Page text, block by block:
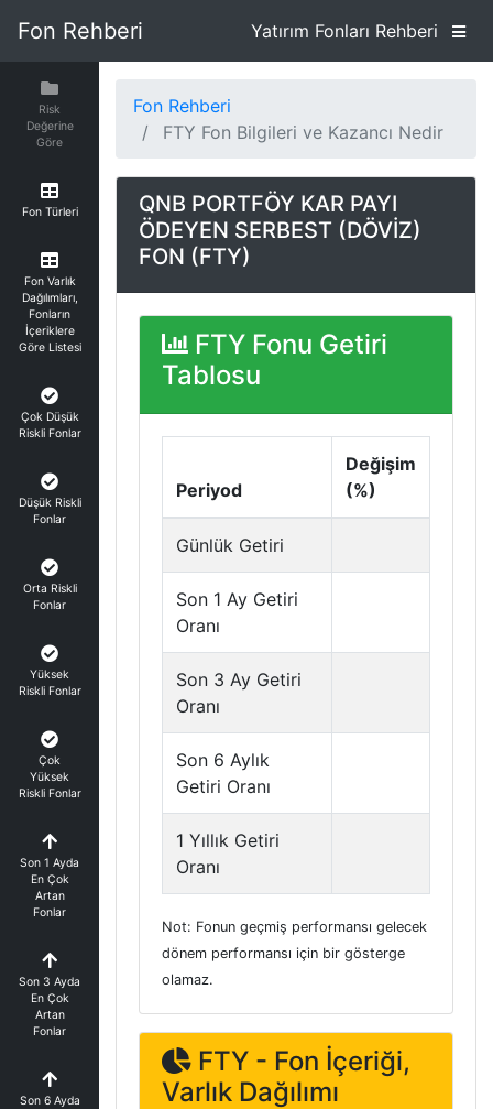
Fon Rehberi Yatırım Fonları Rehberi
Risk
Değerine
Göre
Fon Türleri
Fon Varlık
Dağılımları,
Fonların
İçeriklere
Göre Listesi
Çok Düşük
Riskli Fonlar
Düşük Riskli
Fonlar
Orta Riskli
Fonlar
Yüksek
Riskli Fonlar
Çok
Yüksek
Riskli Fonlar
Son 1 Ayda
En Çok
Artan
Fonlar
Son 3 Ayda
En Çok
Artan
Fonlar
Son 6 Ayda
Fon Rehberi
FTY Fon Bilgileri ve Kazancı Nedir
QNB PORTFÖY KAR PAYI
ÖDEYEN SERBEST (DÖVİZ)
FON (FTY)
FTY Fonu Getiri
Tablosu
Periyod
Değişim
(%)
Günlük Getiri
Son 1 Ay Getiri
Oranı
Son 3 Ay Getiri
Oranı
Son 6 Aylık
Getiri Oranı
1 Yıllık Getiri
Oranı
Not: Fonun geçmiş performansı gelecek
dönem performansı için bir gösterge
olamaz.
FTY - Fon İçeriği,
Varlık Dağılımı